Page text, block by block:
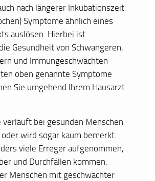
nach längerer Inkubationszeit
Symptome ähnlich eines
auslösen. Hierbei ist
Gesundheit von Schwangeren,
und Immungeschwächten
oben genannte Symptome
Sie umgehend Ihrem Hausarzt
verläuft bei gesunden Menschen
wird sogar kaum bemerkt.
viele Erreger aufgenommen,
und Durchfällen kommen.
Menschen mit geschwächter